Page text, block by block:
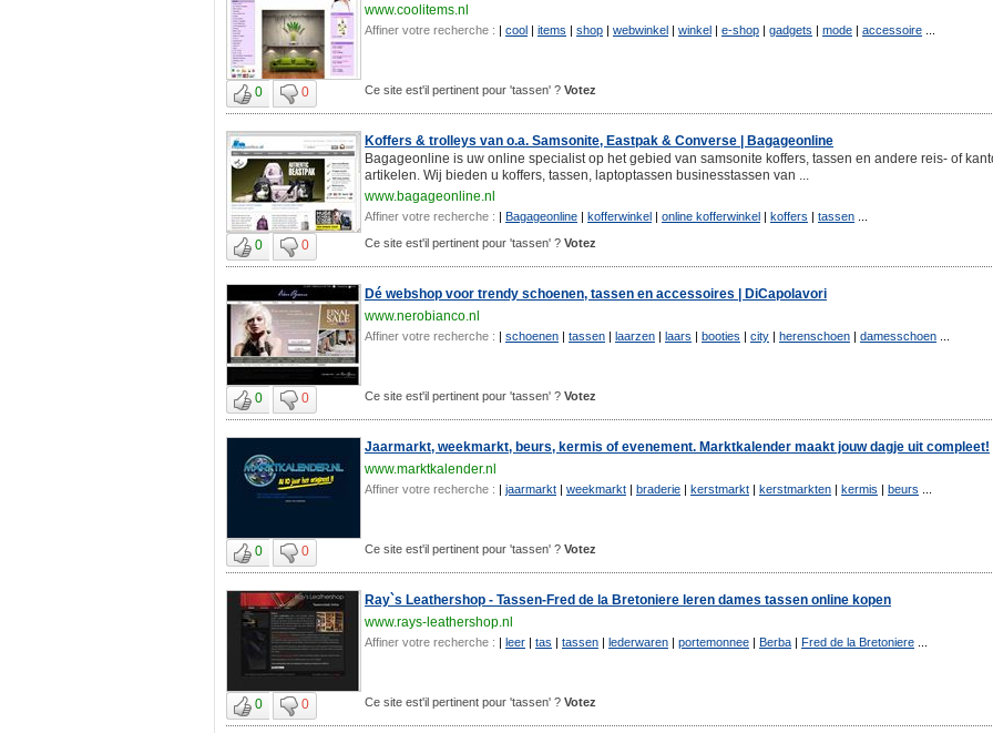
www.coolitems.nl
Affiner votre recherche : | cool | items | shop | webwinkel | winkel | e-shop | gadgets | mode | accessoire
0 0 Ce site est'il pertinent pour 'tassen' ? Votez
Koffers & trolleys van o.a. Samsonite, Eastpak & Converse | Bagageonline
Bagageonline is uw online specialist op het gebied van samsonite koffers, tassen en andere reis- of
artikelen. Wij bieden u koffers, tassen, laptoptassen businesstassen van ...
www.bagageonline.nl
Affiner votre recherche : | Bagageonline | kofferwinkel | online kofferwinkel | koffers | tassen
0 0 Ce site est'il pertinent pour 'tassen' ? Votez
Dé webshop voor trendy schoenen, tassen en accessoires | DiCapolavori
www.nerobianco.nl
Affiner votre recherche : | schoenen | tassen | laarzen | laars | booties | city | herenschoen | damesschoen
0 0 Ce site est'il pertinent pour 'tassen' ? Votez
Jaarmarkt, weekmarkt, beurs, kermis of evenement. Marktkalender maakt jouw dagje uit compleet!
www.marktkalender.nl
Affiner votre recherche : | jaarmarkt | weekmarkt | braderie | kerstmarkt | kerstmarkten | kermis | beurs
0 0 Ce site est'il pertinent pour 'tassen' ? Votez
Ray`s Leathershop - Tassen-Fred de la Bretoniere leren dames tassen online kopen
www.rays-leathershop.nl
Affiner votre recherche : | leer | tas | tassen | lederwaren | portemonnee | Berba | Fred de la Bretoniere
0 0 Ce site est'il pertinent pour 'tassen' ? Votez